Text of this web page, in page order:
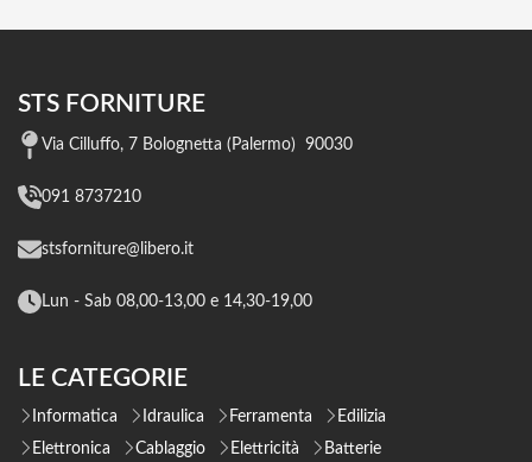
STS FORNITURE
Via Cilluffo, 7 Bolognetta (Palermo) 90030
091 8737210
stsforniture@libero.it
Lun - Sab 08,00-13,00 e 14,30-19,00
LE CATEGORIE
Informatica Idraulica Ferramenta
Edilizia
Elettronica
Cablaggio Elettricità Batterie